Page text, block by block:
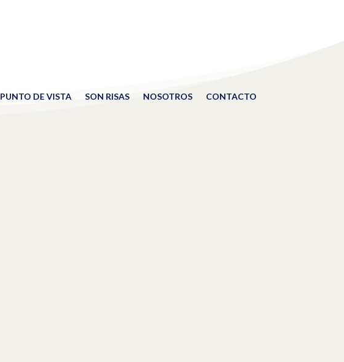
PUNTO DE VISTA SON RISAS NOSOTROS CONTACTO